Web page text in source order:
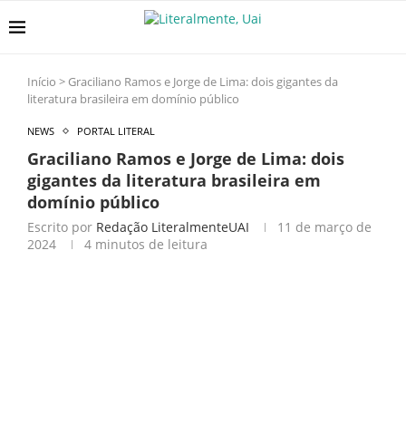
Início > Graciliano Ramos e Jorge de Lima: dois gigantes da
literatura brasileira em domínio público
NEWS PORTAL LITERAL
Graciliano Ramos e Jorge de Lima: dois
gigantes da literatura brasileira em
domínio público
Escrito por Redação LiteralmenteUAI
11 de março de
2024
4 minutos de leitura